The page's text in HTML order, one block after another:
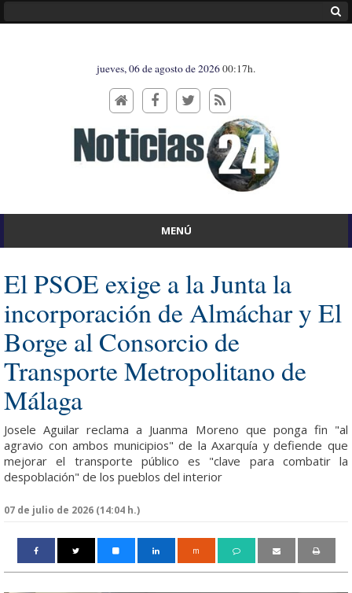
jueves, 06 de agosto de 202600:17h.
MENÚ
El PSOE exige a la Junta la
incorporación de Almáchar y El
Borge al Consorcio de
Transporte Metropolitano de
Málaga
Josele Aguilar reclama a Juanma Moreno que ponga fin "al
agravio con ambos municipios" de la Axarquía y defiende que
mejorar el transporte público es "clave para combatir la
despoblación" de los pueblos del interior
07 de julio de 2026 (14:04 h.)
m